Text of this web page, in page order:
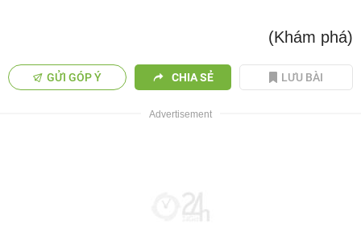
(Khám phá)
GỬI GÓP Ý CHIA SẺ LƯU BÀI